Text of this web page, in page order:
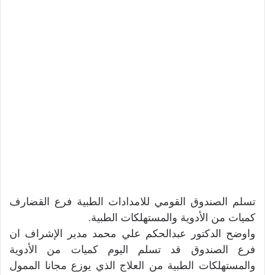
تسلم الصندوق القومي للامدادات الطبية فرع القضارف
كميات من الأدوية والمستهلكات الطبية.
واوضح الدكتور عبدالحكم علي محمد مدير الإشراف ان
فرع الصندوق قد تسلم اليوم كميات من الأدوية
والمستهلكات الطبية من العلاج الذي يوزع مجانا الممول